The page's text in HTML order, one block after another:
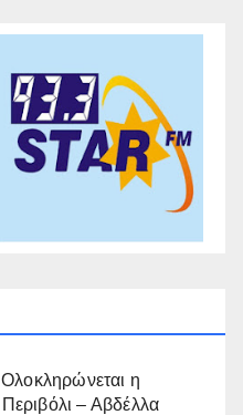
η
– Αβδέλλα